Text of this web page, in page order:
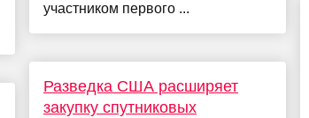
участником первого ...
Разведка США расширяет
закупку спутниковых